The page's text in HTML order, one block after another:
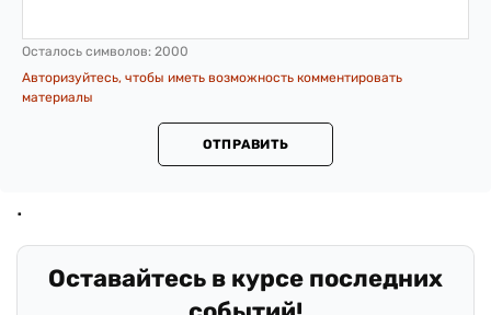
Осталось символов: 2000
Авторизуйтесь, чтобы иметь возможность комментировать
материалы
ОТПРАВИТЬ
Оставайтесь в курсе последних
событий!